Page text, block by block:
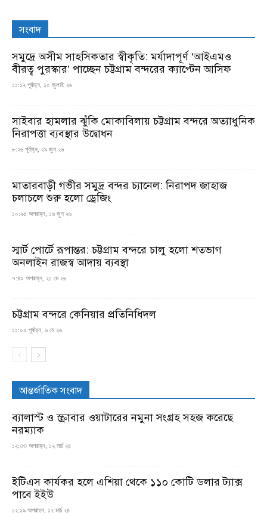
সংবাদ
সমুদ্রে অসীম সাহসিকতার স্বীকৃতি: মর্যাদাপূর্ণ ‘আইএমও
বীরত্ব পুরস্কার’ পাচ্ছেন চট্টগ্রাম বন্দরের ক্যাপ্টেন আসিফ
১১:১২ পূর্বাহ্ন, ১০ জুলাই ২৬
সাইবার হামলার ঝুঁকি মোকাবিলায় চট্টগ্রাম বন্দরে অত্যাধুনিক
নিরাপত্তা ব্যবস্থার উদ্বোধন
৮:২৬ পূর্বাহ্ন, ২৯ জুন ২৬
মাতারবাড়ী গভীর সমুদ্র বন্দর চ্যানেল: নিরাপদ জাহাজ
চলাচলে শুরু হলো ড্রেজিং
১০:২৫ অপরাহ্ন, ১৬ জুন ২৬
স্মার্ট পোর্টে রূপান্তর: চট্টগ্রাম বন্দরে চালু হলো শতভাগ
অনলাইন রাজস্ব আদায় ব্যবস্থা
৭:৪০ অপরাহ্ন, ২১ মে ২৬
চট্টগ্রাম বন্দরে কেনিয়ার প্রতিনিধিদল
১১:০০ পূর্বাহ্ন, ৬ মে ২৬
আন্তর্জাতিক সংবাদ
ব্যালাস্ট ও স্ক্রাবার ওয়াটারের নমুনা সংগ্রহ সহজ করেছে
নরম্যাক
১২:৩৩ অপরাহ্ন, ১২ মার্চ ২৪
ইটিএস কার্যকর হলে এশিয়া থেকে ১১০ কোটি ডলার ট্যাক্স
পাবে ইইউ
১২:১৯ অপরাহ্ন, ১২ মার্চ ২৪